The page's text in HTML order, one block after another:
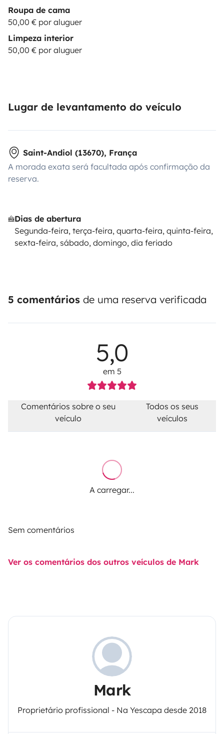
Roupa de cama
50,00 € por aluguer
Limpeza interior
50,00 € por aluguer
Lugar de levantamento do veículo
Saint-Andiol (13670), França
A morada exata será facultada após confirmação da
reserva.
Dias de abertura
Segunda-feira, terça-feira, quarta-feira, quinta-feira,
sexta-feira, sábado, domingo, dia feriado
5 comentários de uma reserva verificada
5,0
em 5
Comentários sobre o seu
veículo
Todos os seus
veículos
A carregar...
Sem comentários
Ver os comentários dos outros veículos de Mark
Mark
Proprietário profissional - Na Yescapa desde 2018